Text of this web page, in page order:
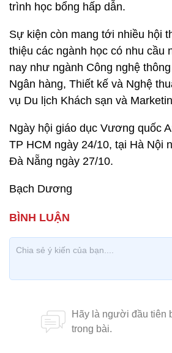
trình học bổng hấp dẫn.
Sự kiện còn mang tới nhiều hội
thiệu các ngành học có nhu cầu
nay như ngành Công nghệ
Ngân hàng, Thiết kế và Nghệ
vụ Du lịch Khách sạn và
Ngày hội giáo dục Vương quốc
TP HCM ngày 24/10, tại Hà Nội
Đà Nẵng ngày 27/10.
Bạch Dương